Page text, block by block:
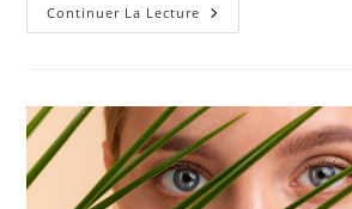
Continuer La Lecture Réussir
Une